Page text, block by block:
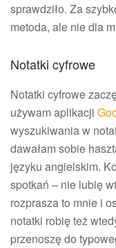
sprawdziło. Za
metoda, ale nie dla
Notatki cyfrowe
Notatki cyfrowe
używam aplikacji
wyszukiwania w
dawałam sobie
języku angielskim.
spotkań – nie lubię
rozprasza to mnie i
notatki robię też
przenoszę do